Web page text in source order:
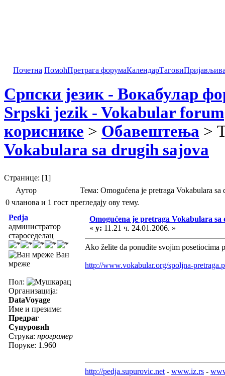
Почетна ПомоћПретрага форумаКалендарТагови
Српски језик - Вокабулар
Srpski jezik - Vokabular forum
кориснике > Обавештења >
Vokabulara sa drugih sajova
Странице: [1]
Аутор
Тема: Omogućena je pretraga Vokabulara
0 чланова и 1 гост прегледају ову тему.
Pedja
администратор
староседелац
Ван
мреже
Пол:
Организација:
DataVoyage
Име и презиме:
Предраг
Супуровић
Струка: програмер
Поруке: 1.960
Omogućena je pretraga Vokabulara sa
« у: 11.21 ч. 24.01.2006. »
Ako želite da ponudite svojim posetiocima
http://www.vokabular.org/spoljna-
http://pedja.supurovic.net - www.iz.rs -